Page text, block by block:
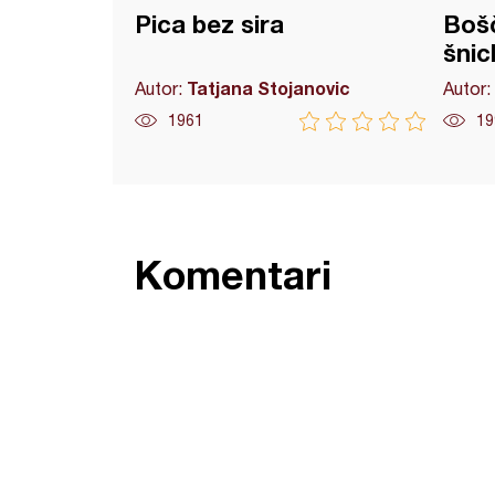
Pica bez sira
Autor: Tatjana Stojanovic
1961
Autor:
Komentari